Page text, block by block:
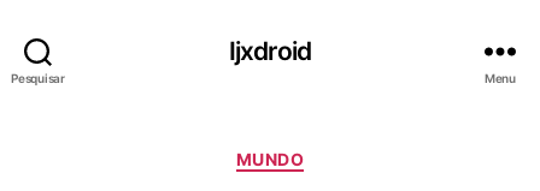
Pesquisar
Ijxdroid
Menu
C
MUNDO